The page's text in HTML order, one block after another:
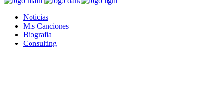
Noticias
Mis Canciones
Biografia
Consulting